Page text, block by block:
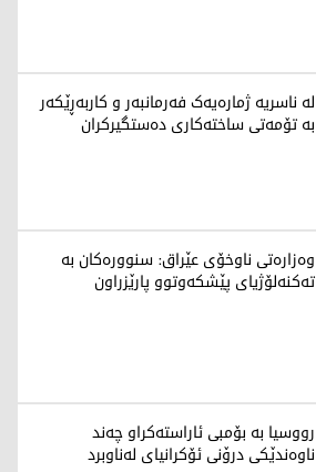
لە ناسریە ژمارەیەک فەرمانبەر و کاربەڕێکەر
بە تۆمەتی ساختەکاری دەستگیرکران
وەزارەتی ناوخۆی عێراق: سنوورەکان بە
تەکنەلۆژیای پێشکەوتوو پارێزراون
رووسیا بە بۆمبی ئاراستەکراو چەند
ناوەندێکی درۆنی ئۆکرانیای لەناوبرد